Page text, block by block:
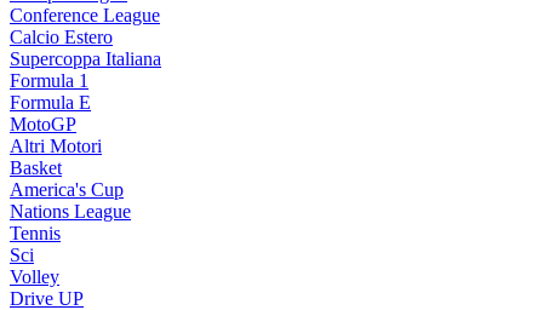
Conference League
Calcio Estero
Supercoppa Italiana
Formula 1
Formula E
MotoGP
Altri Motori
Basket
America's Cup
Nations League
Tennis
Sci
Volley
Drive UP